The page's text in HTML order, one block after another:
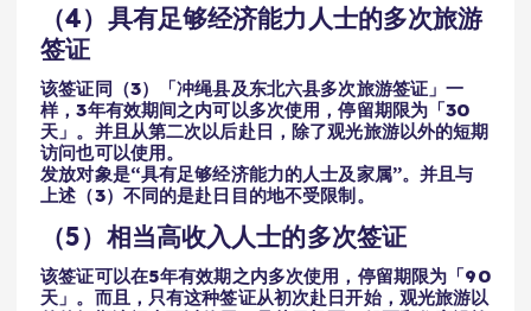
（4）具有足够经济能力人士的多次旅游
签证
该签证同（3）「冲绳县及东北六县多次旅游签证」一
样，3年有效期间之内可以多次使用，停留期限为「30
天」。并且从第二次以后赴日，除了观光旅游以外的短期
访问也可以使用。
发放对象是“具有足够经济能力的人士及家属”。并且与
上述（3）不同的是赴日目的地不受限制。
（5）相当高收入人士的多次签证
该签证可以在5年有效期之内多次使用，停留期限为「90
天」。而且，只有这种签证从初次赴日开始，观光旅游以